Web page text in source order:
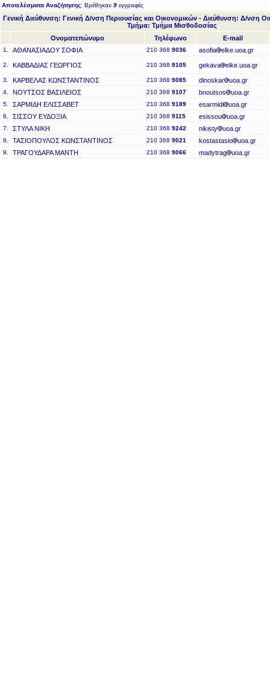
Αποτελέσματα Αναζήτησης: Βρέθηκαν 9 εγγραφές
Γενική Διεύθυνση: Γενική Δ/νση Περιουσίας και Οικονομικών - Διεύθυνση: Δ/νση
Τμήμα: Τμήμα Μισθοδοσίας
Ονοματεπώνυμο
Τηλέφωνο E-mail
1. ΑΘΑΝΑΣΙΑΔΟΥ ΣΟΦΙΑ 210 368 9036 asofia elke.uoa.gr
2. ΚΑΒΒΑΔΙΑΣ ΓΕΩΡΓΙΟΣ 210 368 9105 gekava elke.uoa.gr
3. ΚΑΡΒΕΛΑΣ ΚΩΝΣΤΑΝΤΙΝΟΣ 210 368 9085 dinoskar uoa.gr
4. ΝΟΥΤΣΟΣ ΒΑΣΙΛΕΙΟΣ 210 368 9107 bnoutsos uoa.gr
5. ΣΑΡΜΙΔΗ ΕΛΙΣΣΑΒΕΤ 210 368 9189 esarmidi uoa.gr
6. ΣΙΣΣΟΥ ΕΥΔΟΞΙΑ 210 368 9115 esissou uoa.gr
7. ΣΤΥΛΑ ΝΙΚΗ 210 368 9242 nikisty uoa.gr
8. ΤΑΣΙΟΠΟΥΛΟΣ ΚΩΝΣΤΑΝΤΙΝΟΣ 210 368 9021 kostastasio uoa.gr
9. ΤΡΑΓΟΥΔΑΡΑ ΜΑΝΤΗ 210 368 9066 madytrag uoa.gr